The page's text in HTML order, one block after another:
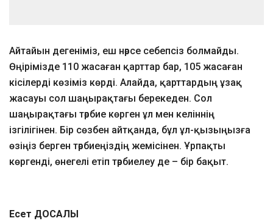
Айтайын дегеніміз, еш нәрсе себепсіз болмайды.
Өңірімізде 110 жасаған қарттар бар, 105 жасаған
кісілерді көзіміз көрді. Алайда, қарттардың ұзақ
жасауы сол шаңырақтағы берекеден. Сол
шаңырақтағы тәрбие көрген ұл мен келіннің
ізгілігінен. Бір сөзбен айтқанда, бұл ұл-қызыңызға
өзіңіз берген тәрбиеңіздің жемісінен. Ұрпақты
көргенді, өнегелі етіп тәрбиелеу де – бір бақыт.
Есет ДОСАЛЫ